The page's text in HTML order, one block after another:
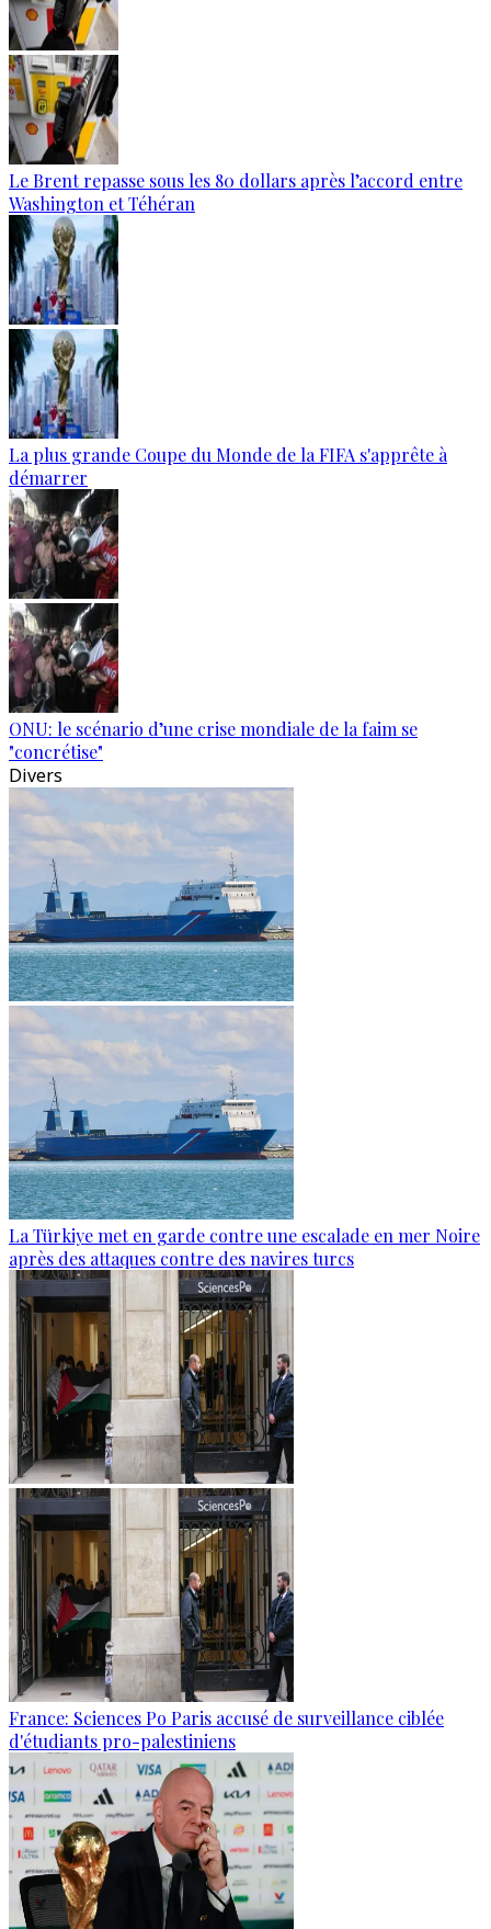
Le Brent repasse sous les 80 dollars après l’accord entre
Washington et Téhéran
La plus grande Coupe du Monde de la FIFA s'apprête à
démarrer
ONU: le scénario d’une crise mondiale de la faim se
"concrétise"
Divers
La Türkiye met en garde contre une escalade en mer Noire
après des attaques contre des navires turcs
France: Sciences Po Paris accusé de surveillance ciblée
d'étudiants pro-palestiniens